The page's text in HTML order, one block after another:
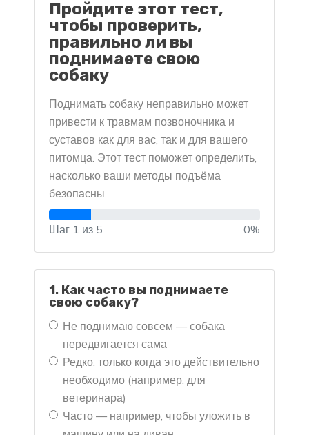
Пройдите этот тест,
чтобы проверить,
правильно ли вы
поднимаете свою
собаку
Поднимать собаку неправильно может
привести к травмам позвоночника и
суставов как для вас, так и для вашего
питомца. Этот тест поможет определить,
насколько ваши методы подъёма
безопасны.
Шаг 1 из 5 0%
1. Как часто вы поднимаете
свою собаку?
Не поднимаю совсем — собака
передвигается сама
Редко, только когда это действительно
необходимо (например, для
ветеринара)
Часто — например, чтобы уложить в